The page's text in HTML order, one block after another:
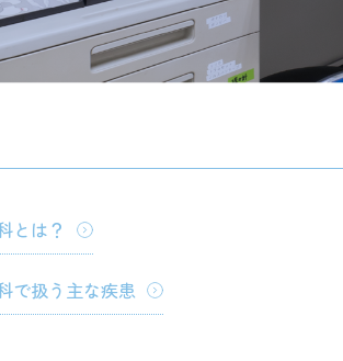
とは？
で扱う主な疾患